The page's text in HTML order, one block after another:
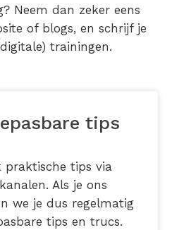
Neem dan zeker eens
of blogs, en schrijf je
trainingen.
tips
praktische tips via
Als je ons
we je dus regelmatig
tips en trucs.